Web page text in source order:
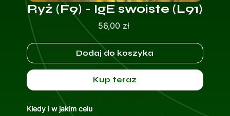
Ryż (F9) - IgE swoiste (L91)
56,00 złCena
Dodaj do koszyka
Kup teraz
Kiedy i w jakim celu